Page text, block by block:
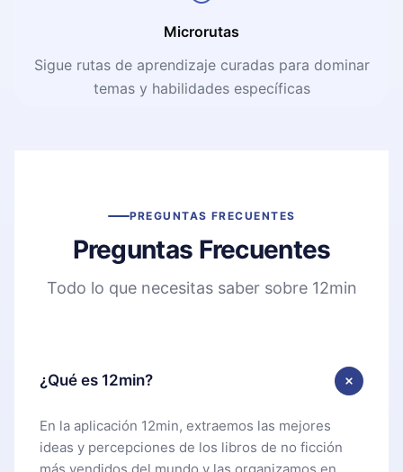
Microrutas
Sigue rutas de aprendizaje curadas para dominar
temas y habilidades específicas
PREGUNTAS FRECUENTES
Preguntas Frecuentes
Todo lo que necesitas saber sobre 12min
¿Qué es 12min?
En la aplicación 12min, extraemos las mejores
ideas y percepciones de los libros de no ficción